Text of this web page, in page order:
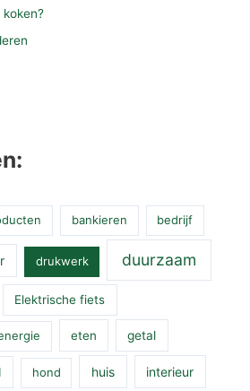
bankieren bedrijf
drukwerk duurzaam
Elektrische fiets
eten getal
hond huis interieur